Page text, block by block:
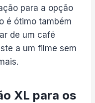
para a opção
é ótimo também
de um café
a um filme sem
XL para os